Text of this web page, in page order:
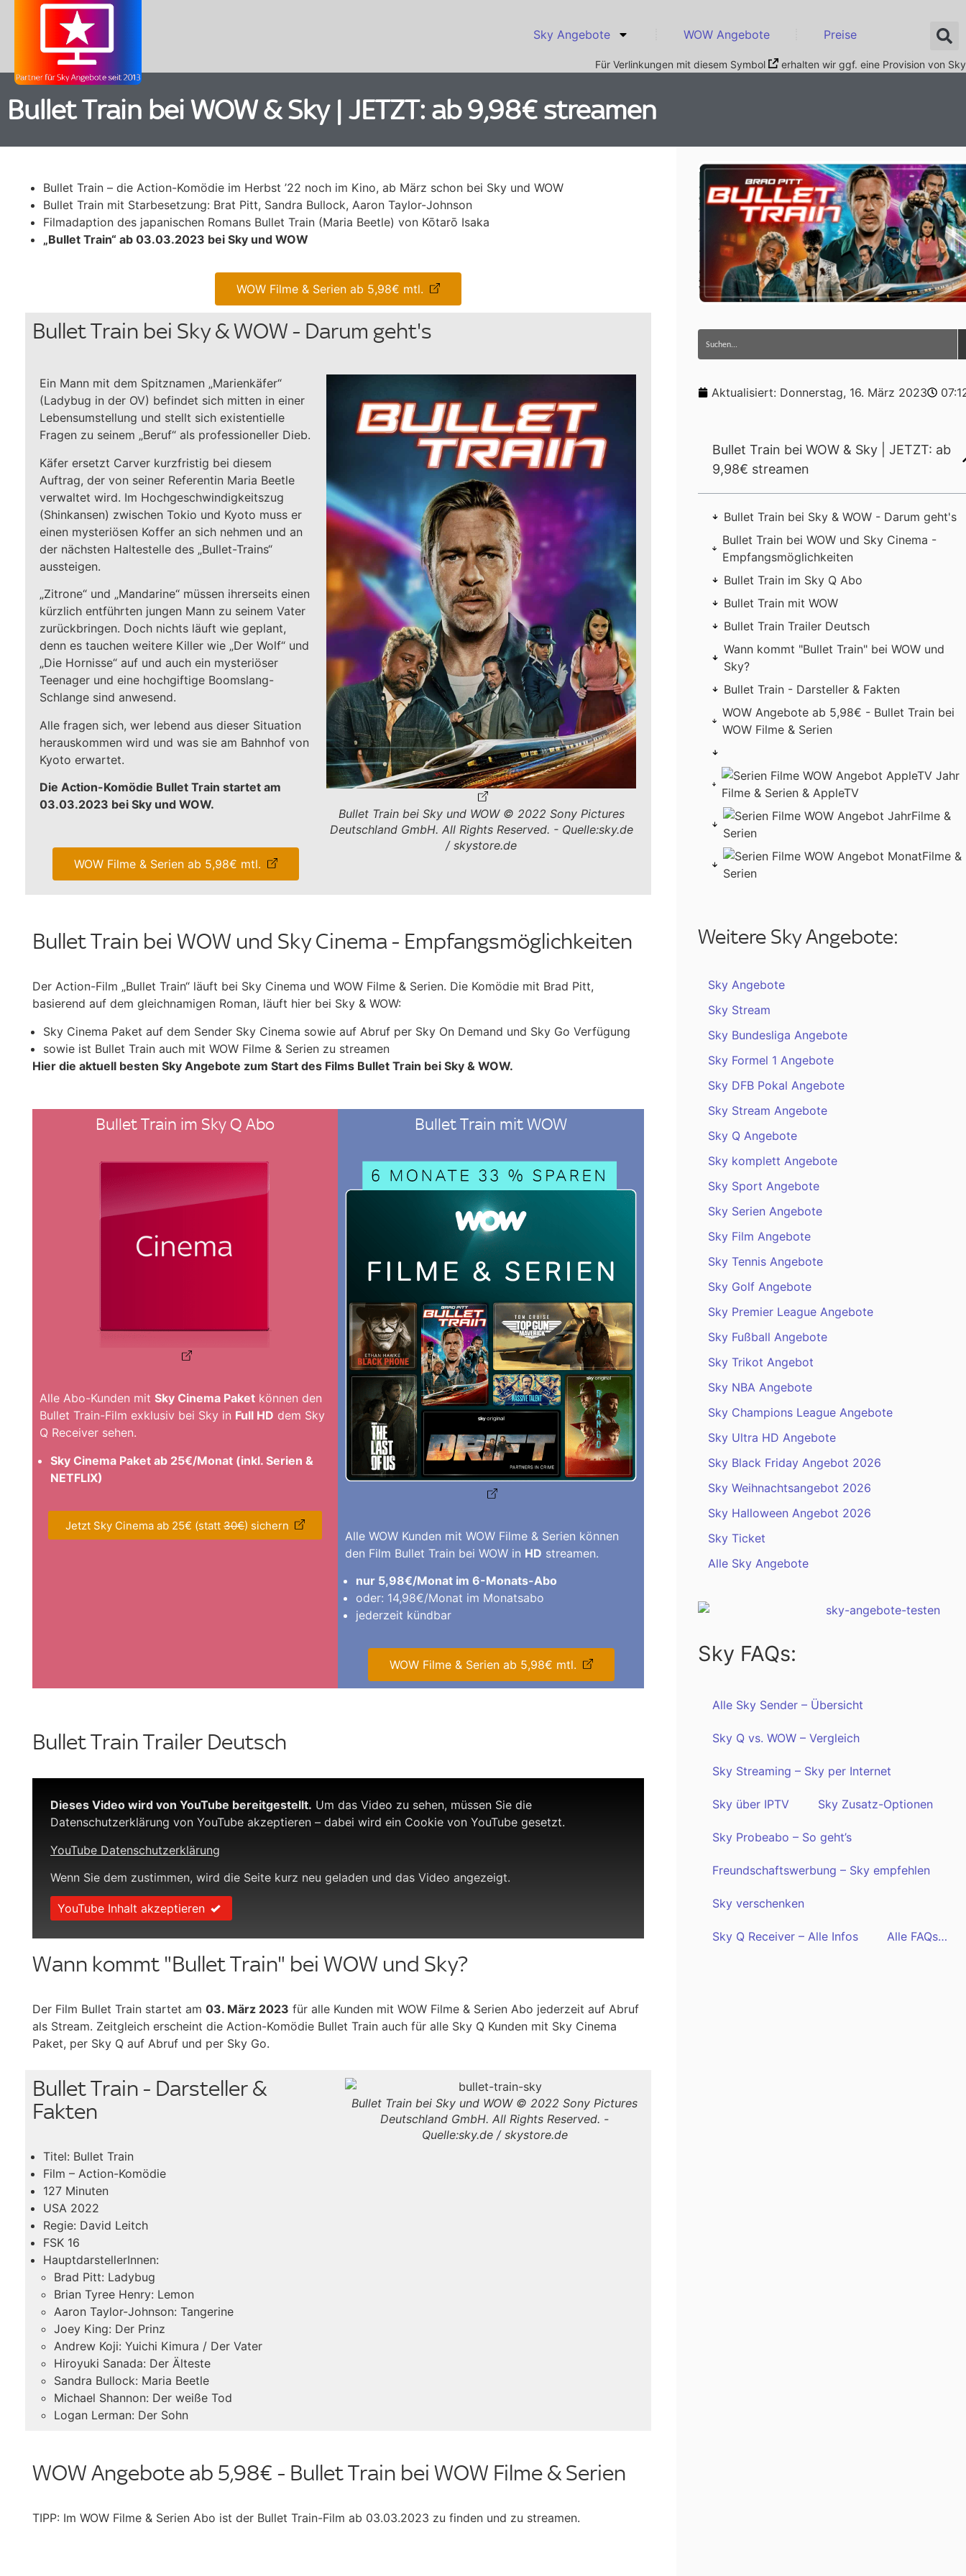
Sky Angebote WOW Angebote Preise
Für Verlinkungen mit diesem Symbol erhalten wir ggf. eine Provision von Sky
Bullet Train bei WOW & Sky | JETZT: ab 9,98€ streamen
Bullet Train – die Action-Komödie im Herbst ’22 noch im Kino, ab März schon bei Sky und WOW
Bullet Train mit Starbesetzung: Brat Pitt, Sandra Bullock, Aaron Taylor-Johnson
Filmadaption des japanischen Romans Bullet Train (Maria Beetle) von Kōtarō Isaka
„Bullet Train“ ab 03.03.2023 bei Sky und WOW
WOW Filme & Serien ab 5,98€ mtl.
Bullet Train bei Sky & WOW - Darum geht's
Ein Mann mit dem Spitznamen „Marienkäfer“
(Ladybug in der OV) befindet sich mitten in einer
Lebensumstellung und stellt sich existentielle
Fragen zu seinem „Beruf“ als professioneller Dieb.
Käfer ersetzt Carver kurzfristig bei diesem
Auftrag, der von seiner Referentin Maria Beetle
verwaltet wird. Im Hochgeschwindigkeitszug
(Shinkansen) zwischen Tokio und Kyoto muss er
einen mysteriösen Koffer an sich nehmen und an
der nächsten Haltestelle des „Bullet-Trains“
aussteigen.
„Zitrone“ und „Mandarine“ müssen ihrerseits einen
kürzlich entführten jungen Mann zu seinem Vater
zurückbringen. Doch nichts läuft wie geplant,
denn es tauchen weitere Killer wie „Der Wolf“ und
„Die Hornisse“ auf und auch ein mysteriöser
Teenager und eine hochgiftige Boomslang-
Schlange sind anwesend.
Alle fragen sich, wer lebend aus dieser Situation
herauskommen wird und was sie am Bahnhof von
Kyoto erwartet.
Die Action-Komödie Bullet Train startet am
03.03.2023 bei Sky und WOW.
WOW Filme & Serien ab 5,98€ mtl.
Bullet Train bei Sky und WOW © 2022 Sony Pictures
Deutschland GmbH. All Rights Reserved. - Quelle:sky.de
/ skystore.de
Bullet Train bei WOW und Sky Cinema - Empfangsmöglichkeiten
Der Action-Film „Bullet Train“ läuft bei Sky Cinema und WOW Filme & Serien. Die Komödie mit Brad Pitt,
basierend auf dem gleichnamigen Roman, läuft hier bei Sky & WOW:
Sky Cinema Paket auf dem Sender Sky Cinema sowie auf Abruf per Sky On Demand und Sky Go Verfügung
sowie ist Bullet Train auch mit WOW Filme & Serien zu streamen
Hier die aktuell besten Sky Angebote zum Start des Films Bullet Train bei Sky & WOW.
Bullet Train im Sky Q Abo
Alle Abo-Kunden mit Sky Cinema Paket können den
Bullet Train-Film exklusiv bei Sky in Full HD dem Sky
Q Receiver sehen.
Sky Cinema Paket ab 25€/Monat (inkl. Serien &
NETFLIX)
Jetzt Sky Cinema ab 25€ (statt30€) sichern
Bullet Train mit WOW
Alle WOW Kunden mit WOW Filme & Serien können
den Film Bullet Train bei WOW in HD streamen.
nur 5,98€/Monat im 6-Monats-Abo
oder: 14,98€/Monat im Monatsabo
jederzeit kündbar
WOW Filme & Serien ab 5,98€ mtl.
Bullet Train Trailer Deutsch
Dieses Video wird von YouTube bereitgestellt. Um das Video zu sehen, müssen Sie die
Datenschutzerklärung von YouTube akzeptieren – dabei wird ein Cookie von YouTube gesetzt.
YouTube Datenschutzerklärung
Wenn Sie dem zustimmen, wird die Seite kurz neu geladen und das Video angezeigt.
YouTube Inhalt akzeptieren
Wann kommt "Bullet Train" bei WOW und Sky?
Der Film Bullet Train startet am 03. März 2023 für alle Kunden mit WOW Filme & Serien Abo jederzeit auf Abruf
als Stream. Zeitgleich erscheint die Action-Komödie Bullet Train auch für alle Sky Q Kunden mit Sky Cinema
Paket, per Sky Q auf Abruf und per Sky Go.
Bullet Train - Darsteller &
Fakten
Titel: Bullet Train
Film – Action-Komödie
127 Minuten
USA 2022
Regie: David Leitch
FSK 16
HauptdarstellerInnen:
Brad Pitt: Ladybug
Brian Tyree Henry: Lemon
Aaron Taylor-Johnson: Tangerine
Joey King: Der Prinz
Andrew Koji: Yuichi Kimura / Der Vater
Hiroyuki Sanada: Der Älteste
Sandra Bullock: Maria Beetle
Michael Shannon: Der weiße Tod
Logan Lerman: Der Sohn
Bullet Train bei Sky und WOW © 2022 Sony Pictures
Deutschland GmbH. All Rights Reserved. -
Quelle:sky.de / skystore.de
WOW Angebote ab 5,98€ - Bullet Train bei WOW Filme & Serien
TIPP: Im WOW Filme & Serien Abo ist der Bullet Train-Film ab 03.03.2023 zu finden und zu streamen.
Aktualisiert: Donnerstag, 16. März 2023
Bullet Train bei WOW & Sky | JETZT: ab
9,98€ streamen
Bullet Train bei Sky & WOW - Darum geht's
Bullet Train bei WOW und Sky Cinema -
Empfangsmöglichkeiten
Bullet Train im Sky Q Abo
Bullet Train mit WOW
Bullet Train Trailer Deutsch
Wann kommt "Bullet Train" bei WOW und
Sky?
Bullet Train - Darsteller & Fakten
WOW Angebote ab 5,98€ - Bullet Train bei
WOW Filme & Serien
Filme & Serien & AppleTV
Filme &
Serien
Filme &
Serien
Weitere Sky Angebote:
Sky Angebote
Sky Stream
Sky Bundesliga Angebote
Sky Formel 1 Angebote
Sky DFB Pokal Angebote
Sky Stream Angebote
Sky Q Angebote
Sky komplett Angebote
Sky Sport Angebote
Sky Serien Angebote
Sky Film Angebote
Sky Tennis Angebote
Sky Golf Angebote
Sky Premier League Angebote
Sky Fußball Angebote
Sky Trikot Angebot
Sky NBA Angebote
Sky Champions League Angebote
Sky Ultra HD Angebote
Sky Black Friday Angebot 2026
Sky Weihnachtsangebot 2026
Sky Halloween Angebot 2026
Sky Ticket
Alle Sky Angebote
Sky FAQs:
Alle Sky Sender – Übersicht
Sky Q vs. WOW – Vergleich
Sky Streaming – Sky per Internet
Sky über IPTV Sky Zusatz-Optionen
Sky Probeabo – So geht’s
Freundschaftswerbung – Sky empfehlen
Sky verschenken
Sky Q Receiver – Alle Infos Alle FAQs…